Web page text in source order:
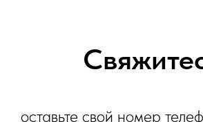
оставьте свой номер